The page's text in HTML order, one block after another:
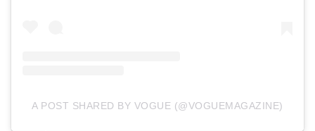
A POST SHARED BY VOGUE (@VOGUEMAGAZINE)